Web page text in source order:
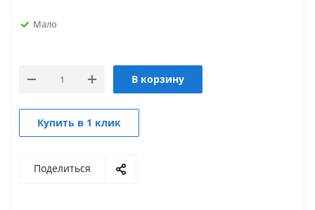
Мало
В корзину
Купить в 1 клик
Поделиться